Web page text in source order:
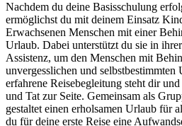
Nachdem du deine Basisschulung
ermöglichst du mit deinem Einsatz
Erwachsenen Menschen mit einer
Urlaub. Dabei unterstützt du sie in
Assistenz, um den Menschen mit
unvergesslichen und
erfahrene Reisebegleitung steht dir
und Tat zur Seite. Gemeinsam als
gestaltet einen erholsamen Urlaub für
du für deine erste Reise eine